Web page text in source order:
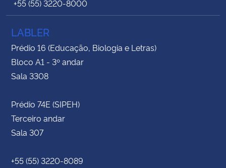
+55 (55) 3220-8000
LABLER
Prédio 16 (Educação, Biologia e Letras)
Bloco A1 - 3º andar
Sala 3308
Prédio 74E (SIPEH)
Terceiro andar
Sala 307
+55 (55) 3220-8089